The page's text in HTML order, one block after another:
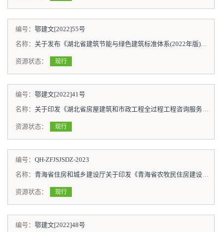
编号： 鄂建文[2022]55号
名称： 关于发布《湖北省建筑节能与绿色建筑标准体系(2022年版)》的通知
资源状态： 现行
编号： 鄂建文[2022]41号
名称： 关于印发《湖北省房屋建筑和市政工程全过程工程咨询服务导则（试行）》《湖北省房屋建筑和市政工程全过程工程咨询服务合同示范文本（试行）》的通知
资源状态： 现行
编号： QH-ZFJSJSDZ-2023
名称： 青海省住房和城乡建设厅关于印发《青海省农牧民住房建设技术导则》的通知
资源状态： 现行
编号： 鄂建文[2022]48号